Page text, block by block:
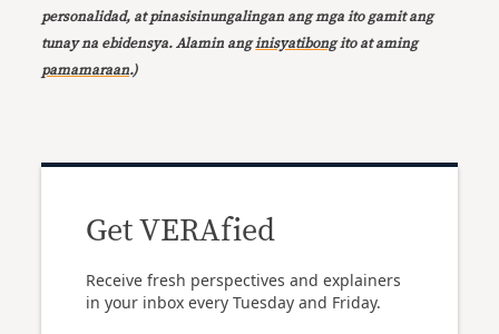
personalidad, at pinasisinungalingan ang mga ito gamit ang
tunay na ebidensya. Alamin anginisyatibongito at aming
pamamaraan.)
Get VERAfied
Receive fresh perspectives and explainers
in your inbox every Tuesday and Friday.